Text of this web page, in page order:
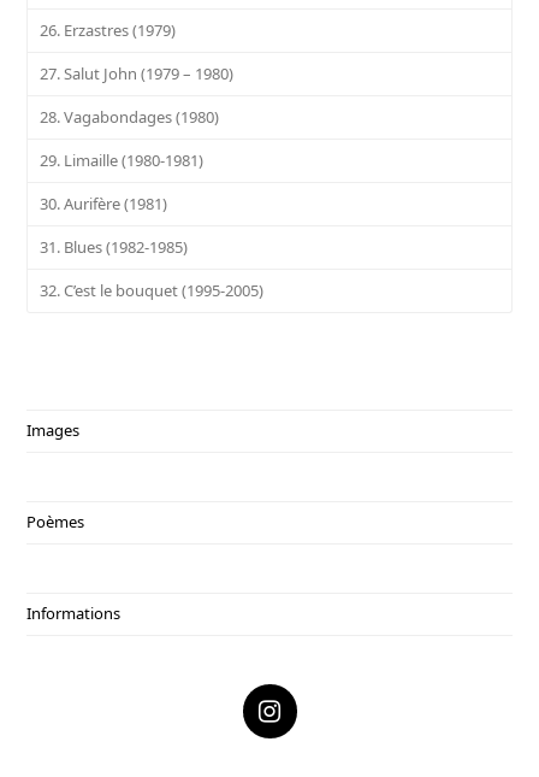
26. Erzastres (1979)
27. Salut John (1979 – 1980)
28. Vagabondages (1980)
29. Limaille (1980-1981)
30. Aurifère (1981)
31. Blues (1982-1985)
32. C’est le bouquet (1995-2005)
Images
Poèmes
Informations
I
n